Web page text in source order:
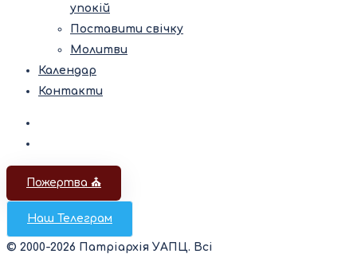
упокій
Поставити свічку
Молитви
Календар
Контакти
Пожертва ⛪️
Наш Телеграм
© 2000-2026 Патріархія УАПЦ. Всі